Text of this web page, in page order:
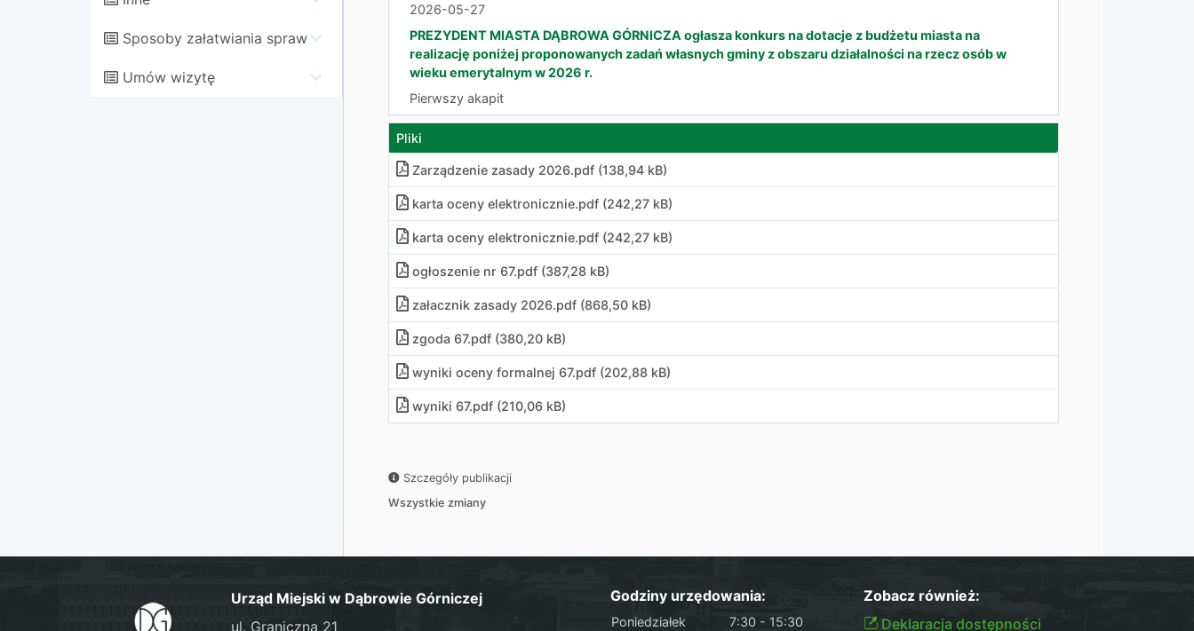
Sposoby załatwiania spraw
Umów wizytę
2026-05-27
PREZYDENT MIASTA DĄBROWA GÓRNICZA ogłasza konkurs na dotacje z budżetu miasta na
realizację poniżej proponowanych zadań własnych gminy z obszaru działalności na rzecz osób w
wieku emerytalnym w 2026 r.
Pierwszy akapit
Pliki
Zarządzenie zasady 2026.pdf (138,94 kB)
karta oceny elektronicznie.pdf (242,27 kB)
karta oceny elektronicznie.pdf (242,27 kB)
ogłoszenie nr 67.pdf (387,28 kB)
załacznik zasady 2026.pdf (868,50 kB)
zgoda 67.pdf (380,20 kB)
wyniki oceny formalnej 67.pdf (202,88 kB)
wyniki 67.pdf (210,06 kB)
Szczegóły publikacji
Wszystkie zmiany
Urząd Miejski w Dąbrowie Górniczej
ul. Graniczna 21
Godziny urzędowania:
Poniedziałek 7:30 - 15:30
Zobacz również:
Deklaracja dostępności